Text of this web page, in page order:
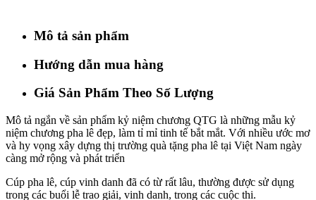
Mô tả sản phẩm
Hướng dẫn mua hàng
Giá Sản Phẩm Theo Số Lượng
Mô tả ngắn về sản phẩm kỷ niệm chương QTG là những mẫu kỷ
niệm chương pha lê đẹp, làm tỉ mỉ tinh tế bắt mắt. Với nhiều ước mơ
và hy vọng xây dựng thị trường quà tặng pha lê tại Việt Nam ngày
càng mở rộng và phát triển
Cúp pha lê, cúp vinh danh đã có từ rất lâu, thường được sử dụng
trong các buổi lễ trao giải, vinh danh, trong các cuộc thi.